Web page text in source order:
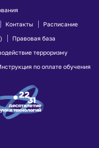
Контакты
Расписание
Правовая база
терроризму
по оплате обучения